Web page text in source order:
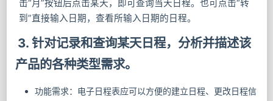
击“月”按钮后点击某天，即可查询当天日程。也可点击“转
到”直接输入日期，查看所输入日期的日程。
3. 针对记录和查询某天日程，分析并描述该
产品的各种类型需求。
功能需求：电子日程表应可以方便的建立日程、更改日程信